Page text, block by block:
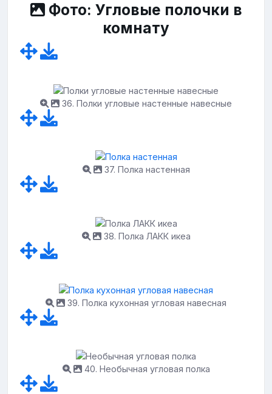
Фото: Угловые полочки в
комнату
36. Полки угловые настенные навесные
37. Полка настенная
38. Полка ЛАКК икеа
39. Полка кухонная угловая навесная
40. Необычная угловая полка